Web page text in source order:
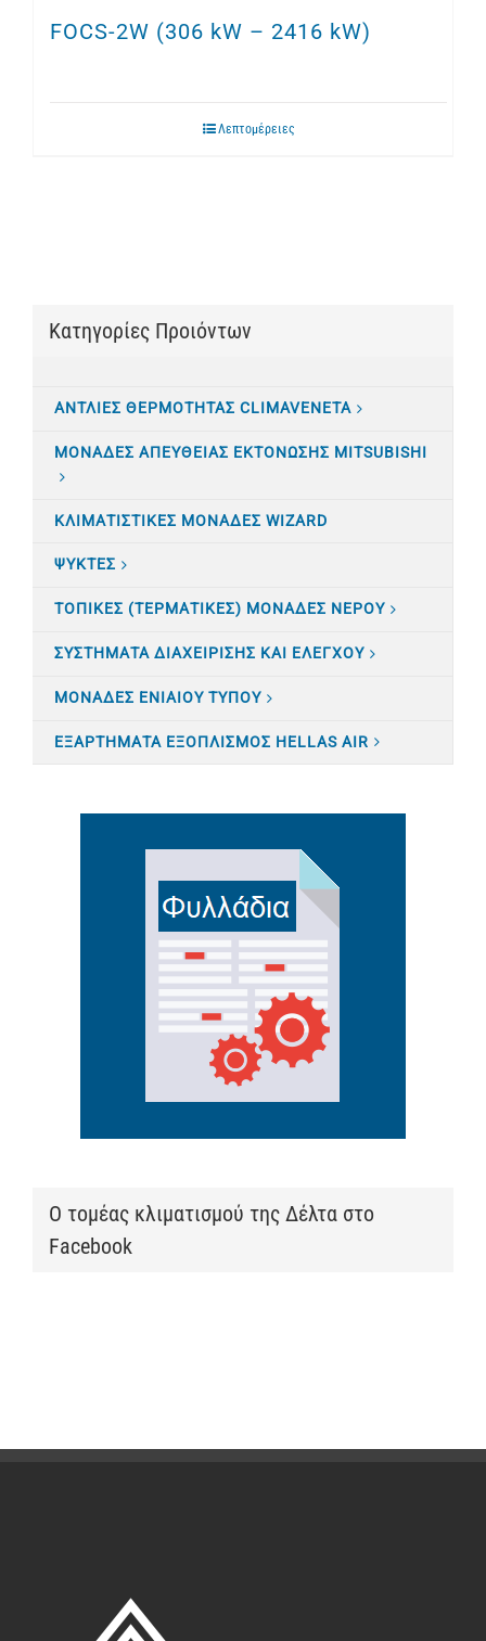
FOCS-2W (306 kW – 2416 kW)
Λεπτομέρειες
Κατηγορίες Προιόντων
ΑΝΤΛΙΕΣ ΘΕΡΜΟΤΗΤΑΣ CLIMAVENETA
ΜΟΝΑΔΕΣ ΑΠΕΥΘΕΙΑΣ ΕΚΤΟΝΩΣΗΣ MITSUBISHI
ΚΛΙΜΑΤΙΣTΙΚΕΣ ΜΟΝΑΔΕΣ WIZARD
ΨΥΚΤΕΣ
ΤΟΠΙΚΕΣ (ΤΕΡΜΑΤΙΚΕΣ) ΜΟΝΑΔΕΣ ΝΕΡΟΥ
ΣΥΣΤΗΜΑΤΑ ΔΙΑΧΕΙΡΙΣΗΣ ΚΑΙ ΕΛΕΓΧΟΥ
ΜΟΝΑΔΕΣ ΕΝΙΑΙΟΥ ΤΥΠΟΥ
ΕΞΑΡΤΗΜΑΤΑ ΕΞΟΠΛΙΣΜΟΣ HELLAS AIR
Ο τομέας κλιματισμού της Δέλτα στο
Facebook